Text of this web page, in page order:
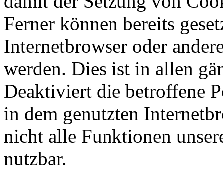
Ferner können bereits
Internetbrowser oder
werden. Dies ist in allen
Deaktiviert die betroffene
in dem genutzten
nicht alle Funktionen
nutzbar.